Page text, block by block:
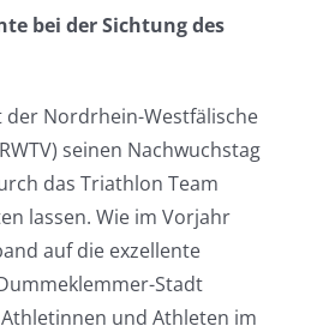
bei der Sichtung des
der Nordrhein-Westfälische
seinen Nachwuchstag
das Triathlon Team
lassen. Wie im Vorjahr
auf die exzellente
Stadt
und Athleten im